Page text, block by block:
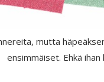
mutta
ensimmäiset. Ehkä ihan